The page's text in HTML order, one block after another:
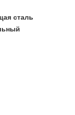
сталь